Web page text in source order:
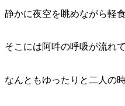
静かに夜空を眺めながら軽
そこには阿吽の呼吸が流れ
なんともゆったりと二人の